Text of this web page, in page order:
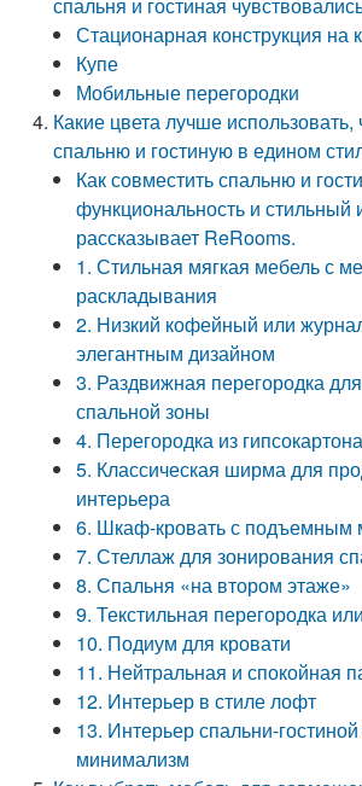
Стационарная конструкция на
Купе
Мобильные перегородки
Какие цвета лучше
спальню и гостиную в едином
Как совместить спальню и
функциональность и стильный
рассказывает ReRooms.
1. Стильная мягкая мебель с
раскладывания
2. Низкий кофейный или
элегантным дизайном
3. Раздвижная перегородка
спальной зоны
4. Перегородка из гипсокартона
5. Классическая ширма для
интерьера
6. Шкаф-кровать с подъемным
7. Стеллаж для зонирования
8. Спальня «на втором этаже»
9. Текстильная перегородка
10. Подиум для кровати
11. Нейтральная и спокойная
12. Интерьер в стиле лофт
13. Интерьер спальни-
минимализм